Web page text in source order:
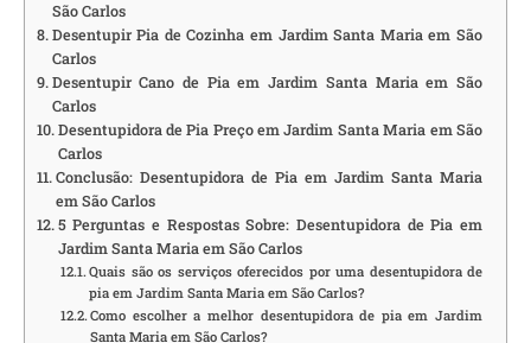
São Carlos
Desentupir Pia de Cozinha em Jardim Santa Maria em São
Carlos
Desentupir Cano de Pia em Jardim Santa Maria em São
Carlos
Desentupidora de Pia Preço em Jardim Santa Maria em São
Carlos
Conclusão: Desentupidora de Pia em Jardim Santa Maria
em São Carlos
5 Perguntas e Respostas Sobre: Desentupidora de Pia em
Jardim Santa Maria em São Carlos
Quais são os serviços oferecidos por uma desentupidora de
pia em Jardim Santa Maria em São Carlos?
Como escolher a melhor desentupidora de pia em Jardim
Santa Maria em São Carlos?